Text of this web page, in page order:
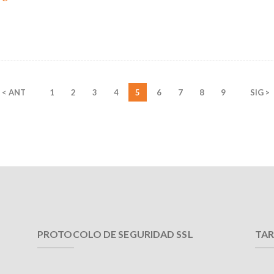
< ANT 1 2 3 4 5 6 7 8 9 SIG >
PROTOCOLO DE SEGURIDAD SSL